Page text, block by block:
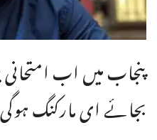
پنجاب میں اب
بجائے ای مارکنگ